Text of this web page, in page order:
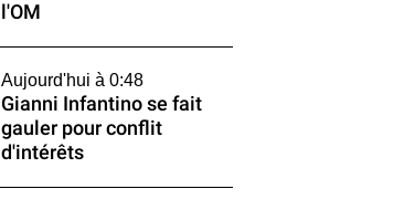
l'OM
Aujourd'hui à 0:48
Gianni Infantino se fait
gauler pour conflit
d'intérêts